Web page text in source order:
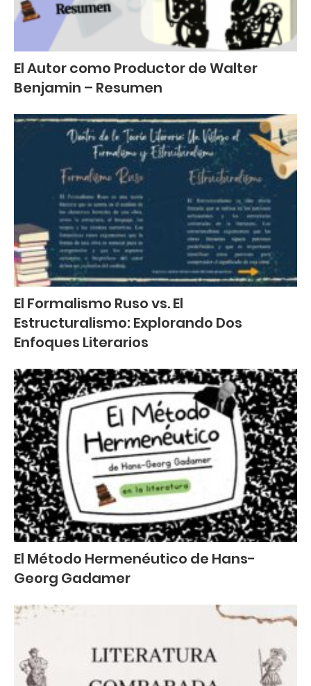
El Autor como Productor de Walter
Benjamin – Resumen
El Formalismo Ruso vs. El
Estructuralismo: Explorando Dos
Enfoques Literarios
El Método Hermenéutico de Hans-
Georg Gadamer